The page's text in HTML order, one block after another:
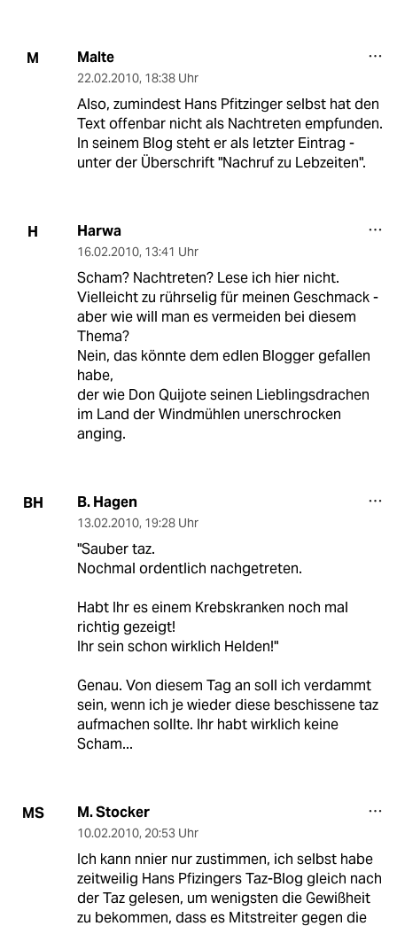
M Malte
22.02.2010, 18:38 Uhr
Also, zumindest Hans Pfitzinger selbst hat den
Text offenbar nicht als Nachtreten empfunden.
In seinem Blog steht er als letzter Eintrag -
unter der Überschrift "Nachruf zu Lebzeiten".
H Harwa
16.02.2010, 13:41 Uhr
Scham? Nachtreten? Lese ich hier nicht.
Vielleicht zu rührselig für meinen Geschmack -
aber wie will man es vermeiden bei diesem
Thema?
Nein, das könnte dem edlen Blogger gefallen
habe,
der wie Don Quijote seinen Lieblingsdrachen
im Land der Windmühlen unerschrocken
anging.
BH B. Hagen
13.02.2010, 19:28 Uhr
"Sauber taz.
Nochmal ordentlich nachgetreten.
Habt Ihr es einem Krebskranken noch mal
richtig gezeigt!
Ihr sein schon wirklich Helden!"
Genau. Von diesem Tag an soll ich verdammt
sein, wenn ich je wieder diese beschissene taz
aufmachen sollte. Ihr habt wirklich keine
Scham...
MS M. Stocker
10.02.2010, 20:53 Uhr
Ich kann nnier nur zustimmen, ich selbst habe
zeitweilig Hans Pfizingers Taz-Blog gleich nach
der Taz gelesen, um wenigsten die Gewißheit
zu bekommen, dass es Mitstreiter gegen die